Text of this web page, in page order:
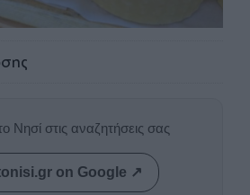
Νησί στις αναζητήσεις σας
on Google ↗